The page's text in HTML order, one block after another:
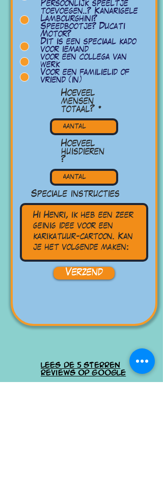
Persoonlijk speeltje
toevoegen..? Kanarigele
Lambourghini?
Speedbootje? Ducati
Motor?
Dit is een speciaal kado
voor iemand
voor een collega van
werk
Voor een familielid of
vriend (in)
Hoeveel
mensen
totaal?
Hoeveel
huisdieren
?
Speciale instructies
Verzend
Lees de 5 sterren
reviews op google